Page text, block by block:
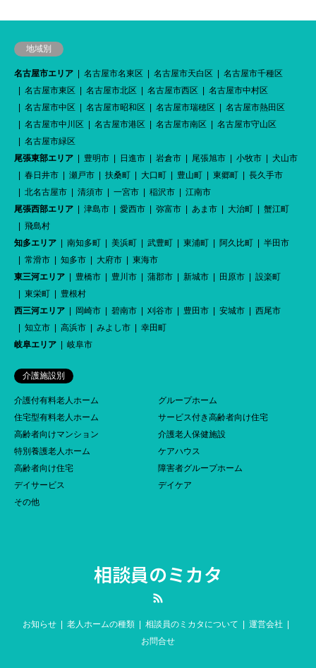
地域別
名古屋市エリア 名古屋市名東区 名古屋市天白区
名古屋市千種区
名古屋市東区
名古屋市北区 名古屋市西区
名古屋市中村区
名古屋市中区
名古屋市昭和区 名古屋市瑞穂区
名古屋市熱田区
名古屋市中川区
名古屋市港区 名古屋市南区
名古屋市守山区
名古屋市緑区
尾張東部エリア
豊明市 日進市 岩倉市 尾張旭市 小牧市
犬山市
春日井市
瀬戸市 扶桑町 大口町 豊山町 東郷町
長久手市
北名古屋市
清須市 一宮市 稲沢市
江南市
尾張西部エリア
津島市 愛西市 弥富市 あま市 大治町
蟹江町
飛島村
知多エリア
南知多町 美浜町 武豊町 東浦町 阿久比町
半田市
常滑市
知多市 大府市
東海市
東三河エリア
豊橋市 豊川市 蒲郡市 新城市 田原市
設楽町
東栄町
豊根村
西三河エリア
岡崎市 碧南市 刈谷市 豊田市 安城市
西尾市
知立市
高浜市 みよし市
幸田町
岐阜エリア
岐阜市
介護施設別
介護付有料老人ホーム
グループホーム
住宅型有料老人ホーム
サービス付き高齢者向け住宅
高齢者向けマンション
介護老人保健施設
特別養護老人ホーム
ケアハウス
高齢者向け住宅
障害者グループホーム
デイサービス
デイケア
その他
相談員のミカタ
お知らせ 老人ホームの種類 相談員のミカタについて
運営会社
お問合せ